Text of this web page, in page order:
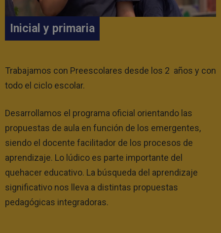
Inicial y primaria
Trabajamos con Preescolares desde los 2 años y con
todo el ciclo escolar.
Desarrollamos el programa oficial orientando las
propuestas de aula en función de los emergentes,
siendo el docente facilitador de los procesos de
aprendizaje. Lo lúdico es parte importante del
quehacer educativo. La búsqueda del aprendizaje
significativo nos lleva a distintas propuestas
pedagógicas integradoras.